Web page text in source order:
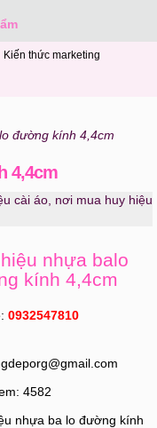
Kiến thức marketing
đường kính 4,4cm
4,4cm
cài áo, nơi mua huy hiệu
nhựa balo
kính 4,4cm
0932547810
4582
nhựa ba lo đường kính